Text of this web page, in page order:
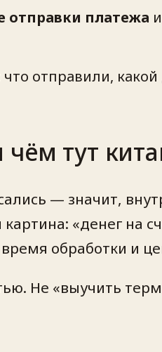
отправки платежа
что отправили,
тут
— значит,
«денег на
обработки и
Не «выучить